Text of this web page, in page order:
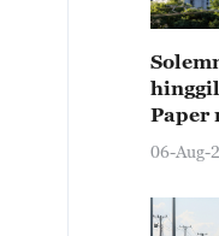
hinggil
Paper
06-Aug-